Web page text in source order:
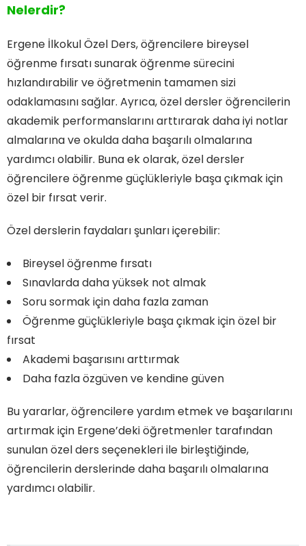
Nelerdir?
Ergene İlkokul Özel Ders, öğrencilere bireysel
öğrenme fırsatı sunarak öğrenme sürecini
hızlandırabilir ve öğretmenin tamamen sizi
odaklamasını sağlar. Ayrıca, özel dersler öğrencilerin
akademik performanslarını arttırarak daha iyi notlar
almalarına ve okulda daha başarılı olmalarına
yardımcı olabilir. Buna ek olarak, özel dersler
öğrencilere öğrenme güçlükleriyle başa çıkmak için
özel bir fırsat verir.
Özel derslerin faydaları şunları içerebilir:
Bireysel öğrenme fırsatı
Sınavlarda daha yüksek not almak
Soru sormak için daha fazla zaman
Öğrenme güçlükleriyle başa çıkmak için özel bir
fırsat
Akademi başarısını arttırmak
Daha fazla özgüven ve kendine güven
Bu yararlar, öğrencilere yardım etmek ve başarılarını
artırmak için Ergene’deki öğretmenler tarafından
sunulan özel ders seçenekleri ile birleştiğinde,
öğrencilerin derslerinde daha başarılı olmalarına
yardımcı olabilir.